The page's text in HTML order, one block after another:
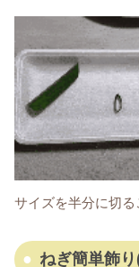
サイズを半分に切る
ねぎ簡単飾